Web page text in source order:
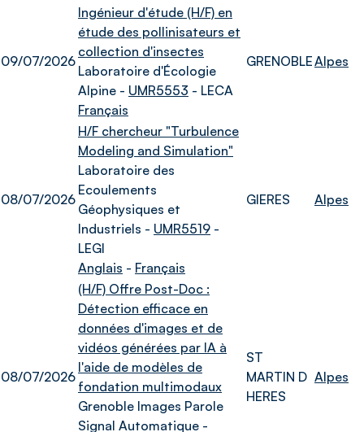
09/07/2026
Ingénieur d'étude (H/F) en
étude des pollinisateurs et
collection d'insectes
Laboratoire d'Écologie
Alpine - UMR5553 - LECA
Français
GRENOBLEAlpes
08/07/2026
H/F chercheur "Turbulence
Modeling and Simulation"
Laboratoire des
Ecoulements
Géophysiques et
Industriels - UMR5519 -
LEGI
Anglais - Français
GIERES Alpes
08/07/2026
(H/F) Offre Post-Doc :
Détection efficace en
données d'images et de
vidéos générées par IA à
l'aide de modèles de
fondation multimodaux
Grenoble Images Parole
Signal Automatique -
ST
MARTIN D
HERES
Alpes